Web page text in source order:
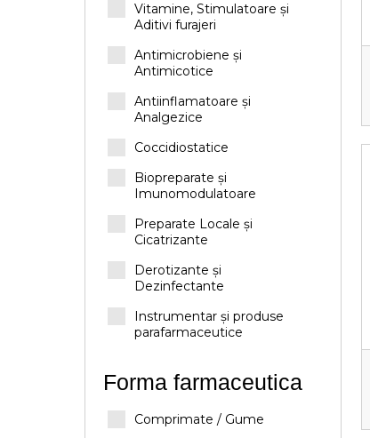
Vitamine, Stimulatoare și
Aditivi furajeri
Antimicrobiene și
Antimicotice
Antiinflamatoare și
Analgezice
Coccidiostatice
Biopreparate și
Imunomodulatoare
Preparate Locale și
Cicatrizante
Derotizante și
Dezinfectante
Instrumentar și produse
parafarmaceutice
Forma farmaceutica
Comprimate / Gume